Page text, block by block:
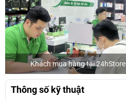
Khách mua hàng tại 24hStore
Thông số kỹ thuật